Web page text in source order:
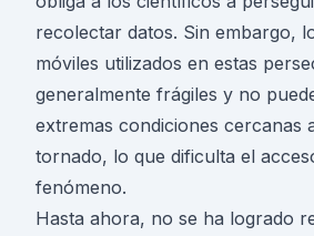
recolectar datos. Sin embargo,
móviles utilizados en estas
generalmente frágiles y no
extremas condiciones cercanas
tornado, lo que dificulta el
fenómeno.
Hasta ahora, no se ha logrado